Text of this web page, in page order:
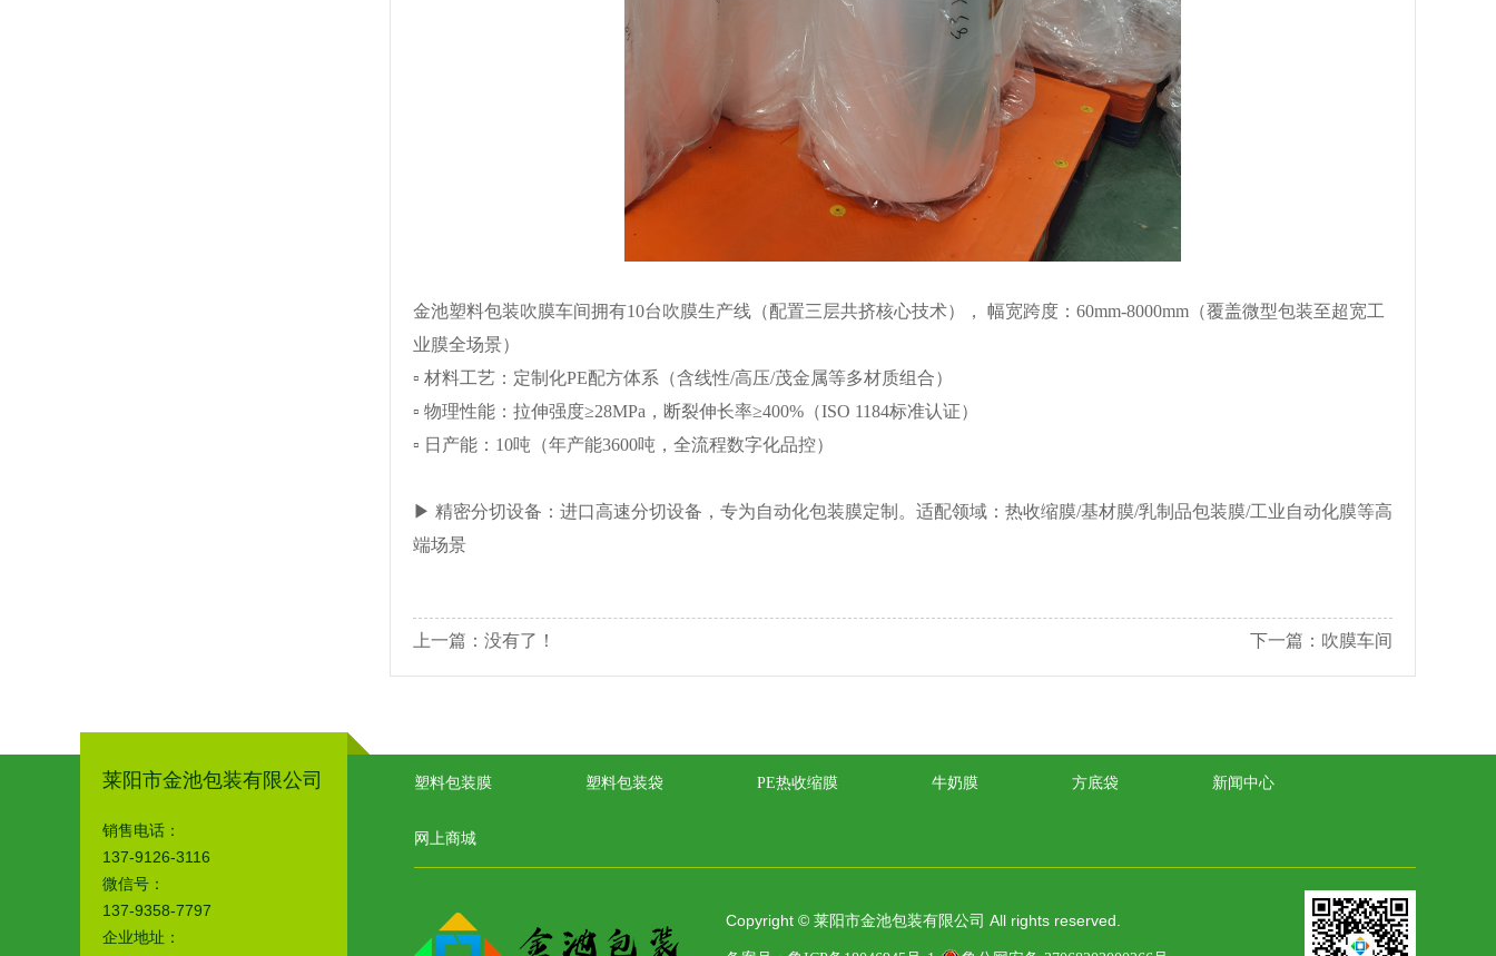
金池塑料包装吹膜车间拥有10台吹膜生产线（配置三层共挤核心技术）， 幅宽跨度：60mm-8000mm（覆盖微型包装至超宽工
业膜全场景）
▫ 材料工艺：定制化PE配方体系（含线性/高压/茂金属等多材质组合）
▫ 物理性能：拉伸强度≥28MPa，断裂伸长率≥400%（ISO 1184标准认证）
▫ 日产能：10吨（年产能3600吨，全流程数字化品控）
▶ 精密分切设备：进口高速分切设备，专为自动化包装膜定制。适配领域：热收缩膜/基材膜/乳制品包装膜/工业自动化膜等高
端场景
上一篇：没有了！ 下一篇： 吹膜车间
莱阳市金池包装有限公司
销售电话：
137-9126-3116
微信号：
137-9358-7797
企业地址：
塑料包装膜 塑料包装袋 PE热收缩膜 牛奶膜 方底袋 新闻中心
网上商城
Copyright © 莱阳市金池包装有限公司 All rights reserved.